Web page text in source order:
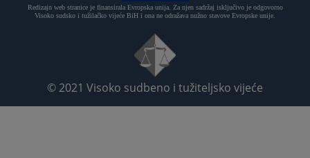
Redizajn web stranice je finansirala Evropska unija. Za njen sadržaj isključivo je odgovorno
Visoko sudsko i tužilačko vijeće BiH i ona ne odražava nužno stavove Evropske unije.
© 2021 Visoko sudbeno i tužiteljsko vijeće